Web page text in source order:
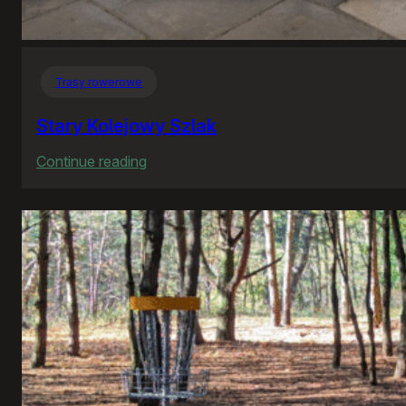
Trasy rowerowe
Stary Kolejowy Szlak
Continue reading
Kolejowy
Szlak